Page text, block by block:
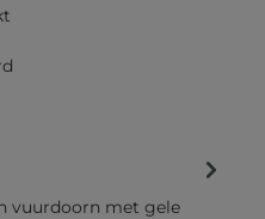
vuurdoorn met gele